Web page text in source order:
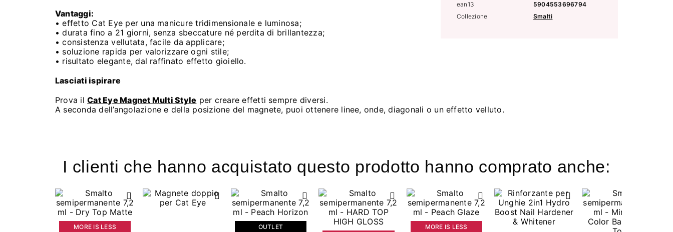
ean13
5904553696794
Collezione
Smalti
Vantaggi:
• effetto Cat Eye per una manicure tridimensionale e luminosa;
• durata fino a 21 giorni, senza sbeccature né perdita di brillantezza;
• consistenza vellutata, facile da applicare;
• soluzione rapida per valorizzare ogni stile;
• risultato elegante, dal raffinato effetto gioiello.
Lasciati ispirare
Prova ilCat Eye Magnet Multi Style per creare effetti sempre diversi.
A seconda dell’angolazione e della posizione del magnete, puoi ottenere linee, onde, diagonali o un effetto velluto.
I clienti che hanno acquistato questo prodotto hanno comprato anche:
MORE IS LESS OUTLET MORE IS LESS